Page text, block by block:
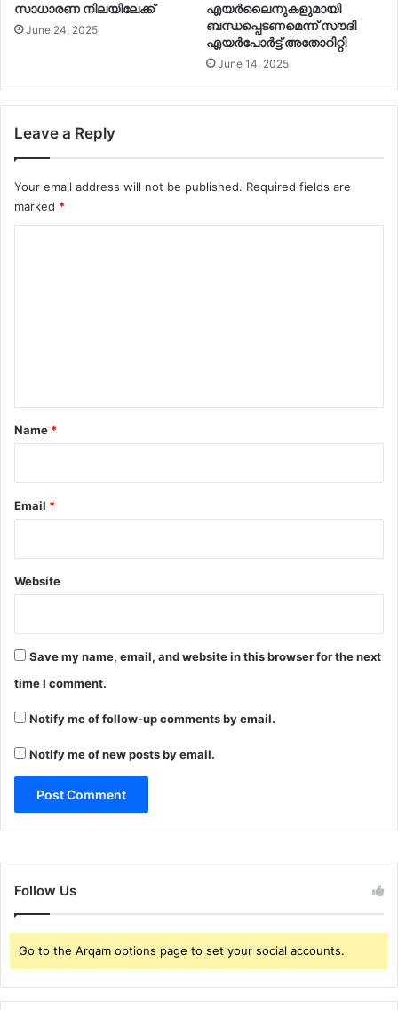
സാധാരണ നിലയിലേക്ക്
June 24, 2025
എയർലൈനുകളുമായി
ബന്ധപ്പെടണമെന്ന് സൗദി
എയർപോർട്ട് അതോറിറ്റി
June 14, 2025
Leave a Reply
Your email address will not be published. Required fields are
marked *
*
Name *
Email *
Website
Save my name, email, and website in this browser for the next
time I comment.
Notify me of follow-up comments by email.
Notify me of new posts by email.
Follow Us
Go to the Arqam options page to set your social accounts.